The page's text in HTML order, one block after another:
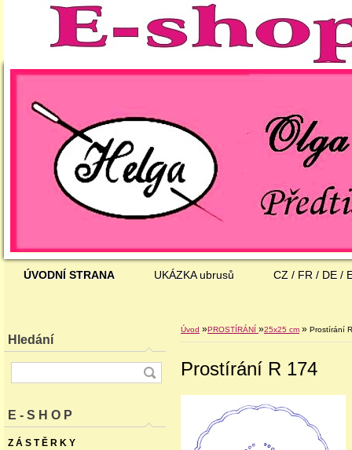
ÚVODNÍ STRANA UKÁZKA ubrusů CZ / FR / DE /
Hledání
E - S H O P
Z Á S T Ě R K Y
Úvod »PROSTÍRÁNÍ »25x25 cm » Prostírání
Prostírání R 174